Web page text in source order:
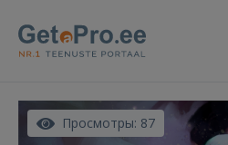
Просмотры: 87